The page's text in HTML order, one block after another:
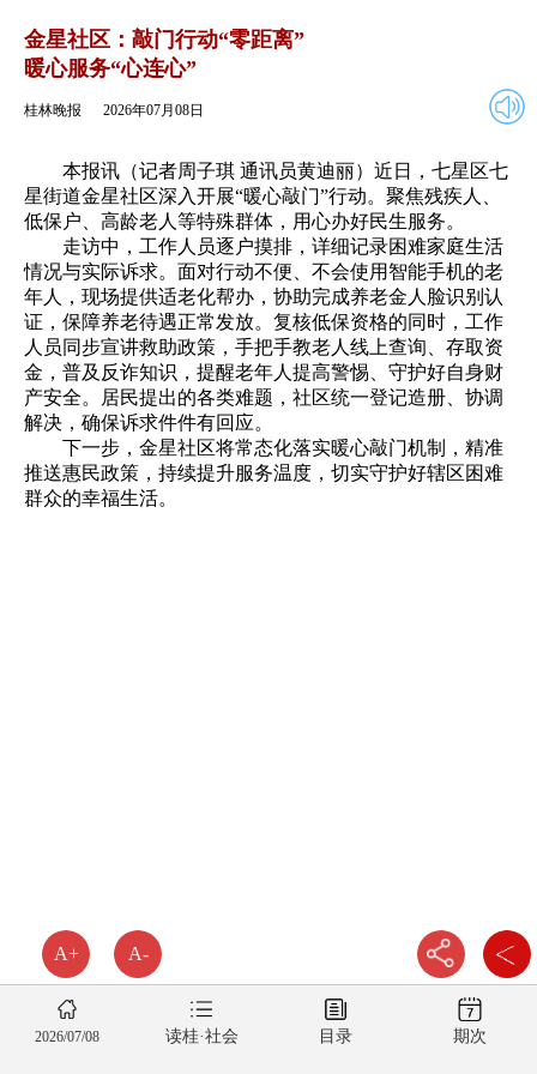
A+ A-
2026年07月08日
金星社区：敲门行动“零距离”
暖心服务“心连心”
桂林晚报 2026年07月08日
本报讯（记者周子琪 通讯员黄迪丽）近日，七星区七
星街道金星社区深入开展“暖心敲门”行动。聚焦残疾人、
低保户、高龄老人等特殊群体，用心办好民生服务。
走访中，工作人员逐户摸排，详细记录困难家庭生活
情况与实际诉求。面对行动不便、不会使用智能手机的老
年人，现场提供适老化帮办，协助完成养老金人脸识别认
证，保障养老待遇正常发放。复核低保资格的同时，工作
人员同步宣讲救助政策，手把手教老人线上查询、存取资
金，普及反诈知识，提醒老年人提高警惕、守护好自身财
产安全。居民提出的各类难题，社区统一登记造册、协调
解决，确保诉求件件有回应。
下一步，金星社区将常态化落实暖心敲门机制，精准
推送惠民政策，持续提升服务温度，切实守护好辖区困难
群众的幸福生活。
2026/07/08 读桂·社会 目录 期次